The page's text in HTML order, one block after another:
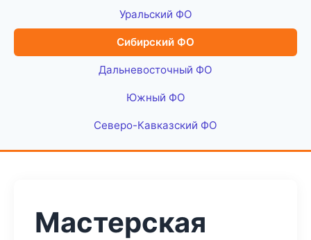
Уральский ФО
Сибирский ФО
Дальневосточный ФО
Южный ФО
Северо-Кавказский ФО
Мастерская